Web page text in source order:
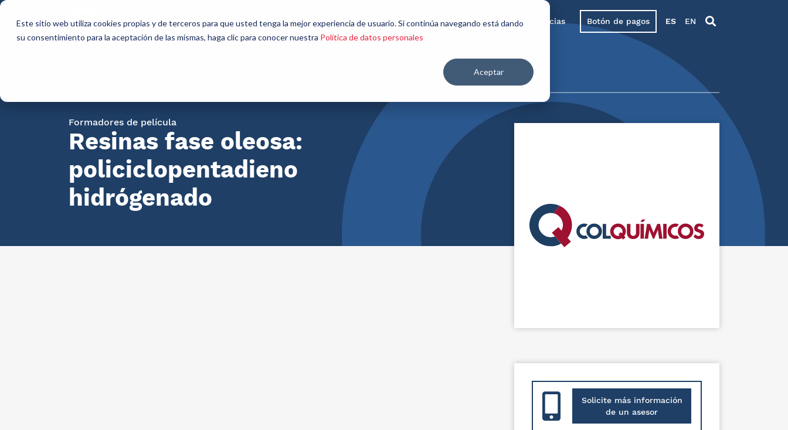
Este sitio web utiliza cookies propias y de terceros para que usted tenga la mejor experiencia de usuario. Si continúa navegando está dando
su consentimiento para la aceptación de las mismas, haga clic para conocer nuestra Política de datos personales
Aceptar
somos
aliados
mercados
Contáctenos Noticias Botón de pagos ES EN
Formadores de película
Resinas fase oleosa:
policiclopentadieno
hidrógenado
Solicite más información
de un asesor